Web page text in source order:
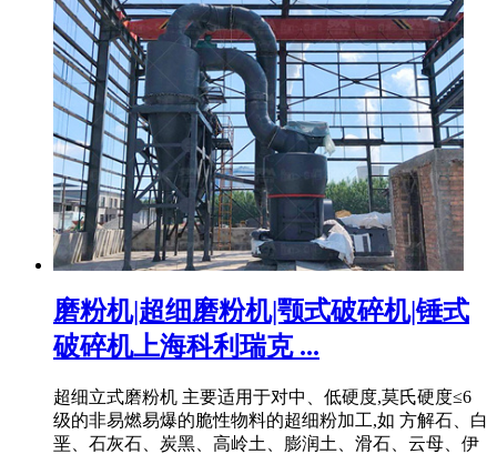
磨粉机|超细磨粉机|颚式破碎机|锤式
破碎机上海科利瑞克 ...
超细立式磨粉机 主要适用于对中、低硬度,莫氏硬度≤6
级的非易燃易爆的脆性物料的超细粉加工,如 方解石、白
垩、石灰石、炭黑、高岭土、膨润土、滑石、云母、伊